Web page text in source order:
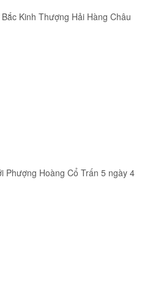
Kinh Thượng Hải Hàng Châu
Phượng Hoàng Cổ Trấn 5 ngày 4